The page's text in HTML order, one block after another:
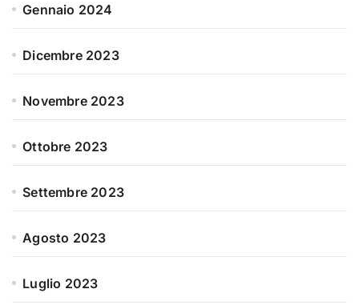
Gennaio 2024
Dicembre 2023
Novembre 2023
Ottobre 2023
Settembre 2023
Agosto 2023
Luglio 2023